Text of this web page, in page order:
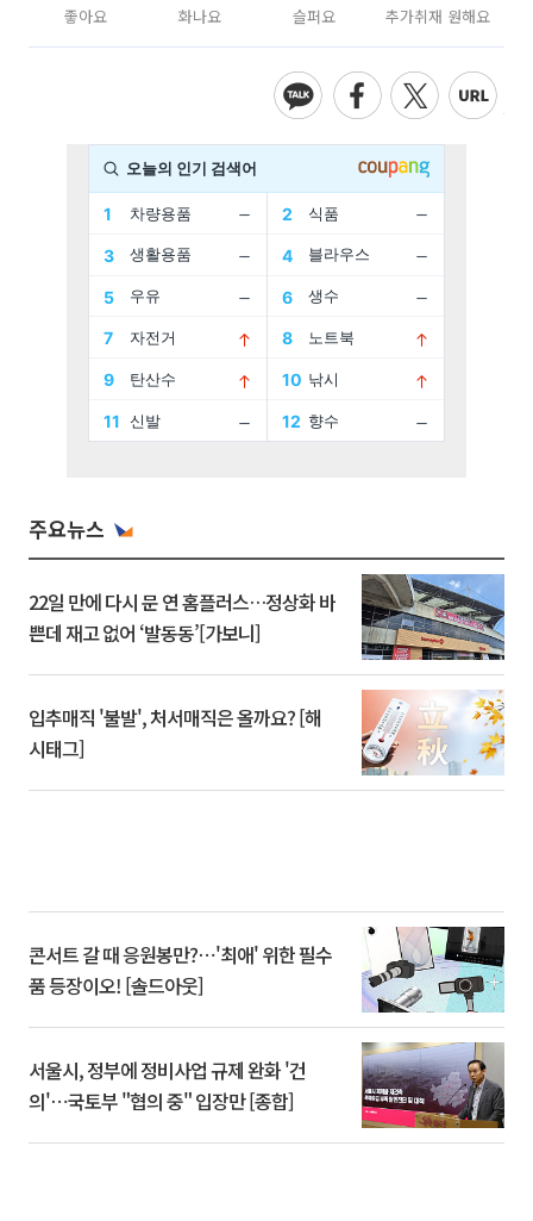
좋아요 화나요 슬퍼요 추가취재 원해요
주요뉴스
22일 만에 다시 문 연 홈플러스…정상화 바
쁜데 재고 없어 ‘발동동’[가보니]
입추매직 '불발', 처서매직은 올까요? [해
시태그]
콘서트 갈 때 응원봉만?⋯'최애' 위한 필수
품 등장이오! [솔드아웃]
서울시, 정부에 정비사업 규제 완화 '건
의'⋯국토부 "협의 중" 입장만 [종합]